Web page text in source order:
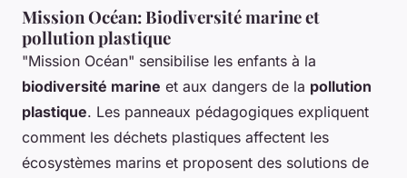
Mission Océan: Biodiversité marine et
pollution plastique
"Mission Océan" sensibilise les enfants à la
biodiversité marine et aux dangers de la pollution
plastique. Les panneaux pédagogiques expliquent
comment les déchets plastiques affectent les
écosystèmes marins et proposent des solutions de